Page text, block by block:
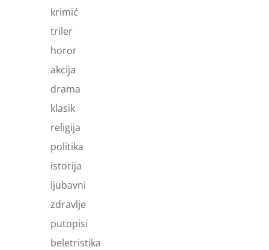
krimić
triler
horor
akcija
drama
klasik
religija
politika
istorija
ljubavni
zdravlje
putopisi
beletristika